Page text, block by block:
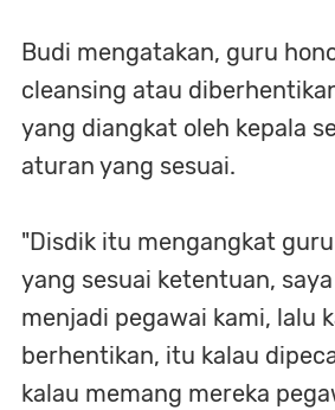
Budi mengatakan, guru
cleansing atau
yang diangkat oleh kepala
aturan yang sesuai.
"Disdik itu mengangkat
yang sesuai ketentuan,
menjadi pegawai kami, lalu
berhentikan, itu kalau
kalau memang mereka